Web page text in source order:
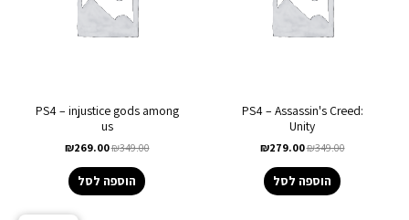
PS4 – Assassin's Creed:
Unity
₪349.00
₪279.00
הוספה לסל
PS4 – injustice gods among
us
₪349.00
₪269.00
הוספה לסל